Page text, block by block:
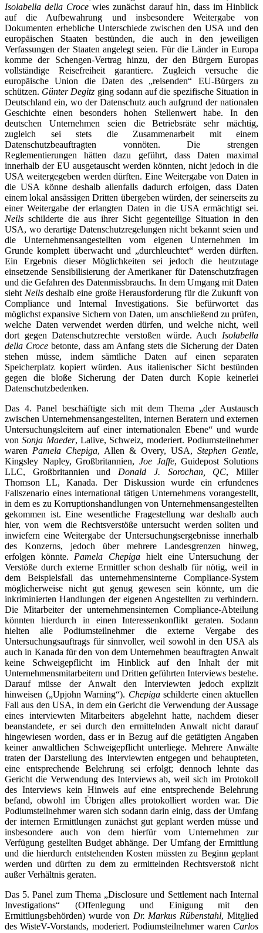
Isolabella della Croce wies zunächst darauf hin, dass im Hinblick
auf die Aufbewahrung und insbesondere Weitergabe von
Dokumenten erhebliche Unterschiede zwischen den USA und den
europäischen Staaten bestünden, die auch in den jeweiligen
Verfassungen der Staaten angelegt seien. Für die Länder in Europa
komme der Schengen-Vertrag hinzu, der den Bürgern Europas
vollständige Reisefreiheit garantiere. Zugleich versuche die
europäische Union die Daten des „reisenden“ EU-Bürgers zu
schützen. Günter Degitz ging sodann auf die spezifische Situation in
Deutschland ein, wo der Datenschutz auch aufgrund der nationalen
Geschichte einen besonders hohen Stellenwert habe. In den
deutschen Unternehmen seien die Betriebsräte sehr mächtig,
zugleich sei stets die Zusammenarbeit mit einem
Datenschutzbeauftragten vonnöten. Die strengen
Reglementierungen hätten dazu geführt, dass Daten maximal
innerhalb der EU ausgetauscht werden könnten, nicht jedoch in die
USA weitergegeben werden dürften. Eine Weitergabe von Daten in
die USA könne deshalb allenfalls dadurch erfolgen, dass Daten
einem lokal ansässigen Dritten übergeben würden, der seinerseits zu
einer Weitergabe der erlangten Daten in die USA ermächtigt sei.
Neils schilderte die aus ihrer Sicht gegenteilige Situation in den
USA, wo derartige Datenschutzregelungen nicht bekannt seien und
die Unternehmensangestellten vom eigenen Unternehmen im
Grunde komplett überwacht und „durchleuchtet“ werden dürften.
Ein Ergebnis dieser Möglichkeiten sei jedoch die heutzutage
einsetzende Sensibilisierung der Amerikaner für Datenschutzfragen
und die Gefahren des Datenmissbrauchs. In dem Umgang mit Daten
sieht Neilsdeshalb eine große Herausforderung für die Zukunft von
Compliance und Internal Investigations. Sie befürwortet das
möglichst expansive Sichern von Daten, um anschließend zu prüfen,
welche Daten verwendet werden dürfen, und welche nicht, weil
dort gegen Datenschutzrechte verstoßen würde. Auch Isolabella
della Croce betonte, dass am Anfang stets die Sicherung der Daten
stehen müsse, indem sämtliche Daten auf einen separaten
Speicherplatz kopiert würden. Aus italienischer Sicht bestünden
gegen die bloße Sicherung der Daten durch Kopie keinerlei
Datenschutzbedenken.
Das 4. Panel beschäftigte sich mit dem Thema „der Austausch
zwischen Unternehmensangestellten, internen Beratern und externen
Untersuchungsleitern auf einer internationalen Ebene“ und wurde
vonSonja Maeder, Lalive, Schweiz, moderiert. Podiumsteilnehmer
waren Pamela Chepiga, Allen & Overy, USA, Stephen Gentle,
Kingsley Napley, Großbritannien, Joe Jaffe, Guidepost Solutions
LLC, Großbritannien und Donald J. Sorochan, QC, Miller
Thomson LL, Kanada. Der Diskussion wurde ein erfundenes
Fallszenario eines international tätigen Unternehmens vorangestellt,
in dem es zu Korruptionshandlungen von Unternehmensangestellten
gekommen ist. Eine wesentliche Fragestellung war deshalb auch
hier, von wem die Rechtsverstöße untersucht werden sollten und
inwiefern eine Weitergabe der Untersuchungsergebnisse innerhalb
des Konzerns, jedoch über mehrere Landesgrenzen hinweg,
erfolgen könnte. Pamela Chepiga hielt eine Untersuchung der
Verstöße durch externe Ermittler schon deshalb für nötig, weil in
dem Beispielsfall das unternehmensinterne Compliance-System
möglicherweise nicht gut genug gewesen sein könnte, um die
inkriminierten Handlungen der eigenen Angestellten zu verhindern.
Die Mitarbeiter der unternehmensinternen Compliance-Abteilung
könnten hierdurch in einen Interessenkonflikt geraten. Sodann
hielten alle Podiumsteilnehmer die externe Vergabe des
Untersuchungsauftrags für sinnvoller, weil sowohl in den USA als
auch in Kanada für den von dem Unternehmen beauftragten Anwalt
keine Schweigepflicht im Hinblick auf den Inhalt der mit
Unternehmensmitarbeitern und Dritten geführten Interviews bestehe.
Darauf müsse der Anwalt den Interviewten jedoch explizit
hinweisen („Upjohn Warning“). Chepigaschilderte einen aktuellen
Fall aus den USA, in dem ein Gericht die Verwendung der Aussage
eines interviewten Mitarbeiters abgelehnt hatte, nachdem dieser
beanstandete, er sei durch den ermittelnden Anwalt nicht darauf
hingewiesen worden, dass er in Bezug auf die getätigten Angaben
keiner anwaltlichen Schweigepflicht unterliege. Mehrere Anwälte
traten der Darstellung des Interviewten entgegen und behaupteten,
eine entsprechende Belehrung sei erfolgt; dennoch lehnte das
Gericht die Verwendung des Interviews ab, weil sich im Protokoll
des Interviews kein Hinweis auf eine entsprechende Belehrung
befand, obwohl im Übrigen alles protokolliert worden war. Die
Podiumsteilnehmer waren sich sodann darin einig, dass der Umfang
der internen Ermittlungen zunächst gut geplant werden müsse und
insbesondere auch von dem hierfür vom Unternehmen zur
Verfügung gestellten Budget abhänge. Der Umfang der Ermittlung
und die hierdurch entstehenden Kosten müssten zu Beginn geplant
werden und dürften zu dem zu ermittelnden Rechtsverstoß nicht
außer Verhältnis geraten.
Das 5. Panel zum Thema „Disclosure und Settlement nach Internal
Investigations“ (Offenlegung und Einigung mit den
Ermittlungsbehörden) wurde von Dr. Markus Rübenstahl, Mitglied
des WisteV-Vorstands, moderiert. Podiumsteilnehmer waren Carlos